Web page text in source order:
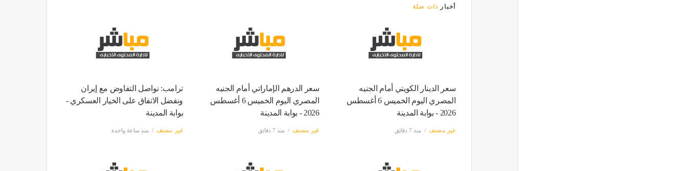
أخبار ذات صلة
سعر الدينار الكويتي أمام الجنيه
المصري اليوم الخميس 6 أغسطس
2026 - بوابة المدينة
غير مصنف منذ 7 دقائق
سعر الدرهم الإماراتي أمام الجنيه
المصري اليوم الخميس 6 أغسطس
2026 - بوابة المدينة
غير مصنف منذ 7 دقائق
ترامب: نواصل التفاوض مع إيران
ونفضل الاتفاق على الخيار العسكري -
بوابة المدينة
غير مصنف منذ ساعة واحدة